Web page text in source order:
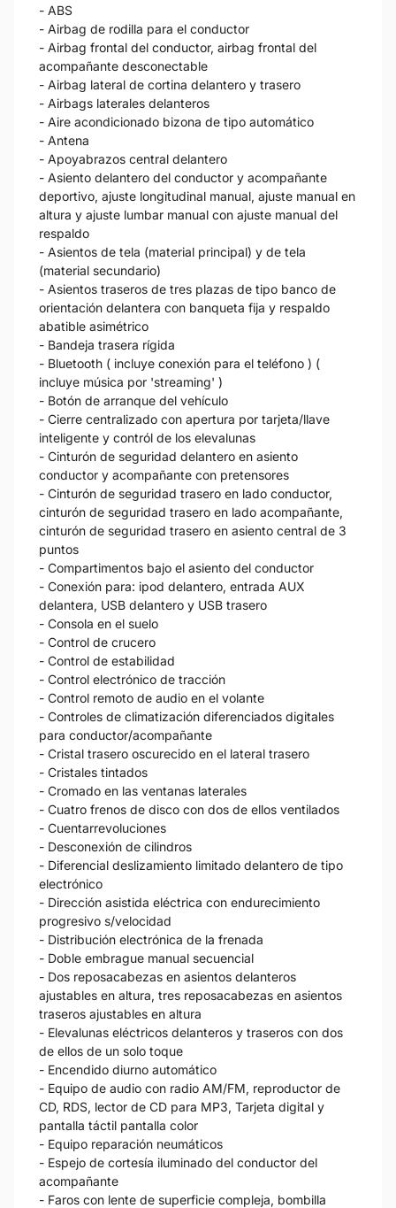
- ABS
- Airbag de rodilla para el conductor
- Airbag frontal del conductor, airbag frontal del
acompañante desconectable
- Airbag lateral de cortina delantero y trasero
- Airbags laterales delanteros
- Aire acondicionado bizona de tipo automático
- Antena
- Apoyabrazos central delantero
- Asiento delantero del conductor y acompañante
deportivo, ajuste longitudinal manual, ajuste manual en
altura y ajuste lumbar manual con ajuste manual del
respaldo
- Asientos de tela (material principal) y de tela
(material secundario)
- Asientos traseros de tres plazas de tipo banco de
orientación delantera con banqueta fija y respaldo
abatible asimétrico
- Bandeja trasera rígida
- Bluetooth ( incluye conexión para el teléfono ) (
incluye música por 'streaming' )
- Botón de arranque del vehículo
- Cierre centralizado con apertura por tarjeta/llave
inteligente y contról de los elevalunas
- Cinturón de seguridad delantero en asiento
conductor y acompañante con pretensores
- Cinturón de seguridad trasero en lado conductor,
cinturón de seguridad trasero en lado acompañante,
cinturón de seguridad trasero en asiento central de 3
puntos
- Compartimentos bajo el asiento del conductor
- Conexión para: ipod delantero, entrada AUX
delantera, USB delantero y USB trasero
- Consola en el suelo
- Control de crucero
- Control de estabilidad
- Control electrónico de tracción
- Control remoto de audio en el volante
- Controles de climatización diferenciados digitales
para conductor/acompañante
- Cristal trasero oscurecido en el lateral trasero
- Cristales tintados
- Cromado en las ventanas laterales
- Cuatro frenos de disco con dos de ellos ventilados
- Cuentarrevoluciones
- Desconexión de cilindros
- Diferencial deslizamiento limitado delantero de tipo
electrónico
- Dirección asistida eléctrica con endurecimiento
progresivo s/velocidad
- Distribución electrónica de la frenada
- Doble embrague manual secuencial
- Dos reposacabezas en asientos delanteros
ajustables en altura, tres reposacabezas en asientos
traseros ajustables en altura
- Elevalunas eléctricos delanteros y traseros con dos
de ellos de un solo toque
- Encendido diurno automático
- Equipo de audio con radio AM/FM, reproductor de
CD, RDS, lector de CD para MP3, Tarjeta digital y
pantalla táctil pantalla color
- Equipo reparación neumáticos
- Espejo de cortesía iluminado del conductor del
acompañante
- Faros con lente de superficie compleja, bombilla